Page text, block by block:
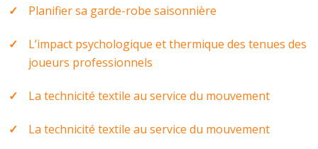
Planifier sa garde-robe saisonnière
L’impact psychologique et thermique des tenues des
joueurs professionnels
La technicité textile au service du mouvement
La technicité textile au service du mouvement